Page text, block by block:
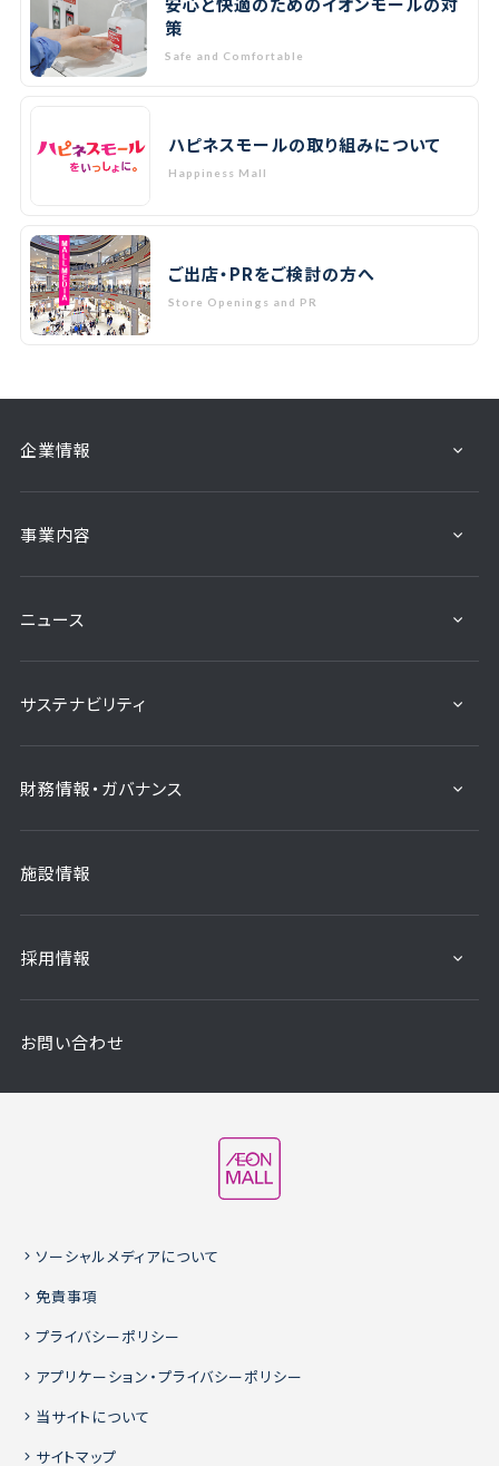
策
Safe and Comfortable
ハピネスモールの取り組みについて
Happiness Mall
ご出店・PRをご検討の方へ
Store Openings and PR
企業情報
事業内容
ニュース
サステナビリティ
財務情報・ガバナンス
施設情報
採用情報
お問い合わせ
ソーシャルメディアについて
免責事項
プライバシーポリシー
アプリケーション・プライバシーポリシー
当サイトについて
サイトマップ